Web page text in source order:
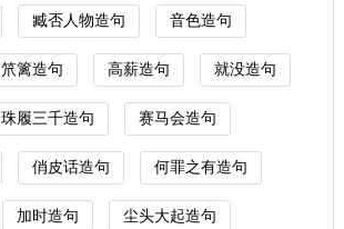
臧否人物造句 音色造句
笊篱造句 高薪造句 就没造句
珠履三千造句 赛马会造句
俏皮话造句 何罪之有造句
加时造句 尘头大起造句